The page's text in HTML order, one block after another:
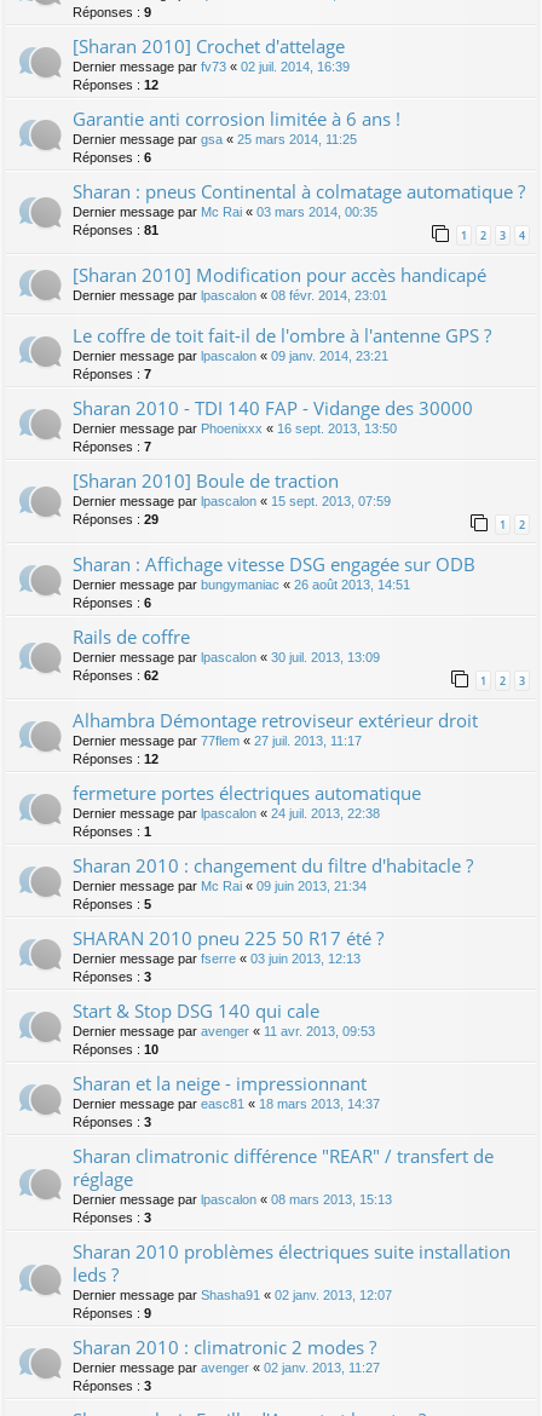
Réponses : 9
[Sharan 2010] Crochet d'attelage
Dernier message par fv73 « 02 juil. 2014, 16:39
Réponses : 12
Garantie anti corrosion limitée à 6 ans !
Dernier message par gsa « 25 mars 2014, 11:25
Réponses : 6
Sharan : pneus Continental à colmatage automatique ?
Dernier message par Mc Rai « 03 mars 2014, 00:35
Réponses : 81 1 2 3 4
[Sharan 2010] Modification pour accès handicapé
Dernier message par lpascalon « 08 févr. 2014, 23:01
Le coffre de toit fait-il de l'ombre à l'antenne GPS ?
Dernier message par lpascalon « 09 janv. 2014, 23:21
Réponses : 7
Sharan 2010 - TDI 140 FAP - Vidange des 30000
Dernier message par Phoenixxx « 16 sept. 2013, 13:50
Réponses : 7
[Sharan 2010] Boule de traction
Dernier message par lpascalon « 15 sept. 2013, 07:59
Réponses : 29 1 2
Sharan : Affichage vitesse DSG engagée sur ODB
Dernier message par bungymaniac « 26 août 2013, 14:51
Réponses : 6
Rails de coffre
Dernier message par lpascalon « 30 juil. 2013, 13:09
Réponses : 62 1 2 3
Alhambra Démontage retroviseur extérieur droit
Dernier message par 77flem « 27 juil. 2013, 11:17
Réponses : 12
fermeture portes électriques automatique
Dernier message par lpascalon « 24 juil. 2013, 22:38
Réponses : 1
Sharan 2010 : changement du filtre d'habitacle ?
Dernier message par Mc Rai « 09 juin 2013, 21:34
Réponses : 5
SHARAN 2010 pneu 225 50 R17 été ?
Dernier message par fserre « 03 juin 2013, 12:13
Réponses : 3
Start & Stop DSG 140 qui cale
Dernier message par avenger « 11 avr. 2013, 09:53
Réponses : 10
Sharan et la neige - impressionnant
Dernier message par easc81 « 18 mars 2013, 14:37
Réponses : 3
Sharan climatronic différence "REAR" / transfert de
réglage
Dernier message par lpascalon « 08 mars 2013, 15:13
Réponses : 3
Sharan 2010 problèmes électriques suite installation
leds ?
Dernier message par Shasha91 « 02 janv. 2013, 12:07
Réponses : 9
Sharan 2010 : climatronic 2 modes ?
Dernier message par avenger « 02 janv. 2013, 11:27
Réponses : 3